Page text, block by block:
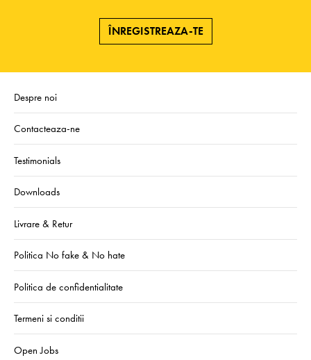
ÎNREGISTREAZA-TE
Despre noi
Contacteaza-ne
Testimonials
Downloads
Livrare & Retur
Politica No fake & No hate
Politica de confidentialitate
Termeni si conditii
Open Jobs